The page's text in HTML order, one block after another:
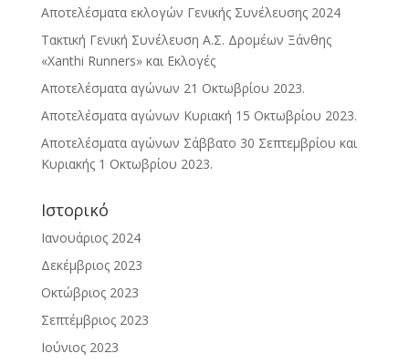
Αποτελέσματα εκλογών Γενικής Συνέλευσης 2024
Τακτική Γενική Συνέλευση Α.Σ. Δρομέων Ξάνθης
«Xanthi Runners» και Εκλογές
Αποτελέσματα αγώνων 21 Οκτωβρίου 2023.
Αποτελέσματα αγώνων Κυριακή 15 Οκτωβρίου 2023.
Αποτελέσματα αγώνων Σάββατο 30 Σεπτεμβρίου και
Κυριακής 1 Οκτωβρίου 2023.
Ιστορικό
Ιανουάριος 2024
Δεκέμβριος 2023
Οκτώβριος 2023
Σεπτέμβριος 2023
Ιούνιος 2023